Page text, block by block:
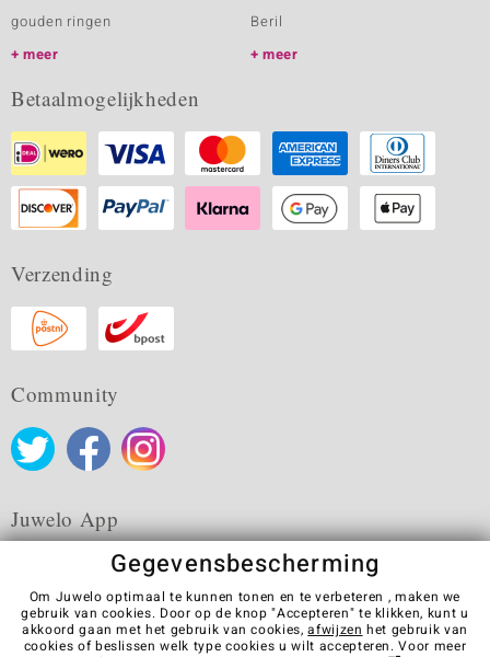
gouden ringen
meer
Beril
meer
Betaalmogelijkheden
Verzending
Community
Juwelo App
Algemene verkoopvoorwaarden Privacybeleid
Cookies
Gegevensbescherming
Om Juwelo optimaal te kunnen tonen en te verbeteren , maken we
gebruik van cookies. Door op de knop "Accepteren" te klikken, kunt u
akkoord gaan met het gebruik van cookies,afwijzen het gebruik van
cookies of beslissen welk type cookies u wilt accepteren. Voor meer